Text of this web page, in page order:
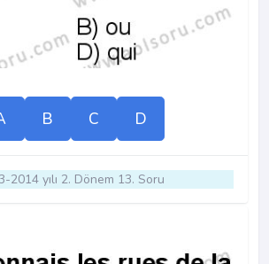
B C D
2014 yılı 2. Dönem 13. Soru